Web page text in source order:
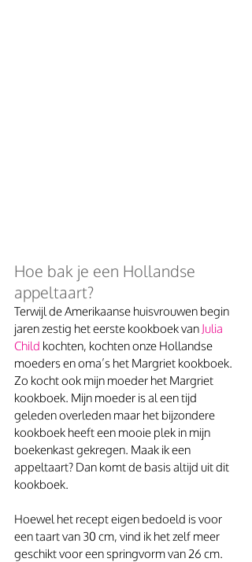
Hoe bak je een Hollandse
appeltaart?
Terwijl de Amerikaanse huisvrouwen begin
jaren zestig het eerste kookboek van Julia
Child kochten, kochten onze Hollandse
moeders en oma’s het Margriet kookboek.
Zo kocht ook mijn moeder het Margriet
kookboek. Mijn moeder is al een tijd
geleden overleden maar het bijzondere
kookboek heeft een mooie plek in mijn
boekenkast gekregen. Maak ik een
appeltaart? Dan komt de basis altijd uit dit
kookboek.
Hoewel het recept eigen bedoeld is voor
een taart van 30 cm, vind ik het zelf meer
geschikt voor een springvorm van 26 cm.